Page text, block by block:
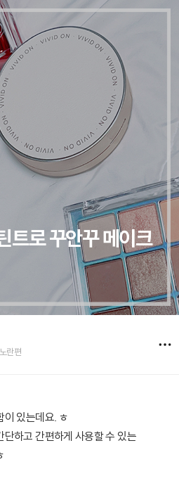
트로 꾸안꾸 메이크
란편
이 있는데요. ㅎ
단하고 간편하게 사용할 수 있는